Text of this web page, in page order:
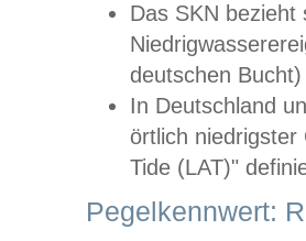
Das SKN
deutschen
In Deutschland
örtlich
Tide (LAT)"
Pegelkennwert: